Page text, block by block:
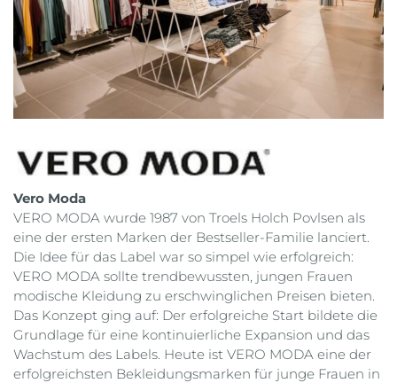
Vero Moda
VERO MODA wurde 1987 von Troels Holch Povlsen als
eine der ersten Marken der Bestseller-Familie lanciert.
Die Idee für das Label war so simpel wie erfolgreich:
VERO MODA sollte trendbewussten, jungen Frauen
modische Kleidung zu erschwinglichen Preisen bieten.
Das Konzept ging auf: Der erfolgreiche Start bildete die
Grundlage für eine kontinuierliche Expansion und das
Wachstum des Labels. Heute ist VERO MODA eine der
erfolgreichsten Bekleidungsmarken für junge Frauen in